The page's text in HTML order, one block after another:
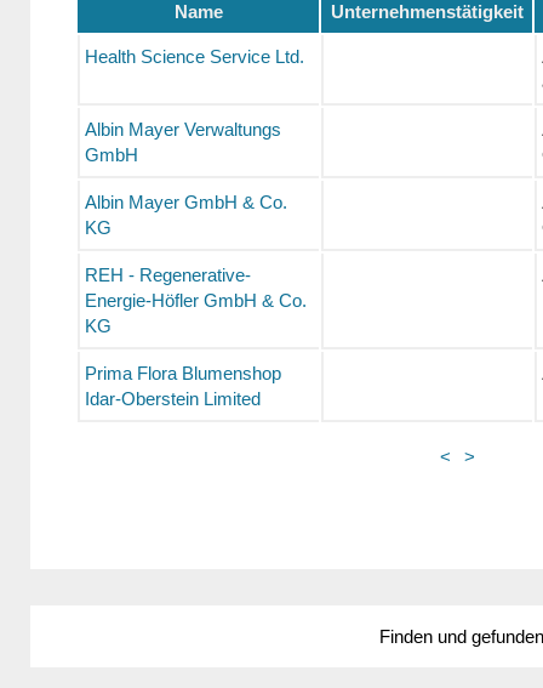
Name Unternehmenstätigkeit
Health Science Service Ltd.
Albin Mayer Verwaltungs
GmbH
Albin Mayer GmbH & Co.
KG
REH - Regenerative-
Energie-Höfler GmbH & Co.
KG
Prima Flora Blumenshop
Idar-Oberstein Limited
< >
Finden und